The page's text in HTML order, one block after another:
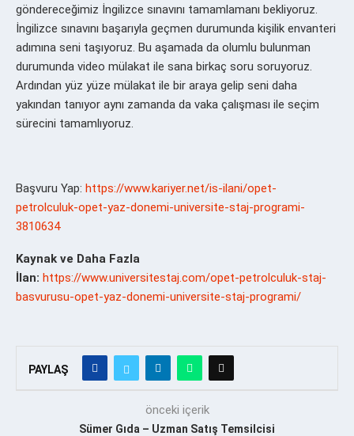
göndereceğimiz İngilizce sınavını tamamlamanı bekliyoruz.
İngilizce sınavını başarıyla geçmen durumunda kişilik envanteri
adımına seni taşıyoruz. Bu aşamada da olumlu bulunman
durumunda video mülakat ile sana birkaç soru soruyoruz.
Ardından yüz yüze mülakat ile bir araya gelip seni daha
yakından tanıyor aynı zamanda da vaka çalışması ile seçim
sürecini tamamlıyoruz.
Başvuru Yap: https://www.kariyer.net/is-ilani/opet-
petrolculuk-opet-yaz-donemi-universite-staj-programi-
3810634
Kaynak ve Daha Fazla
İlan: https://www.universitestaj.com/opet-petrolculuk-staj-
basvurusu-opet-yaz-donemi-universite-staj-programi/
PAYLAŞ
önceki içerik
Sümer Gıda – Uzman Satış Temsilcisi